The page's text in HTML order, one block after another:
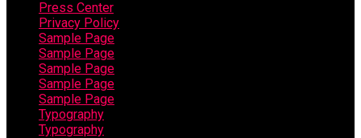
Press Center
Privacy Policy
Sample Page
Sample Page
Sample Page
Sample Page
Sample Page
Typography
Typography